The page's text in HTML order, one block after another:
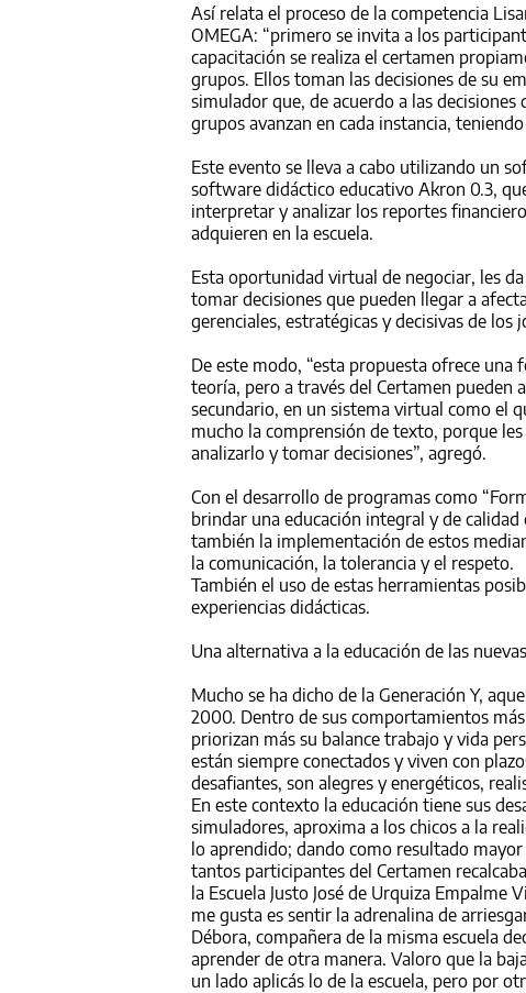
Así relata el proceso de la competencia
OMEGA: “primero se invita a los
capacitación se realiza el certamen
grupos. Ellos toman las decisiones de su
simulador que, de acuerdo a las
grupos avanzan en cada instancia,
Este evento se lleva a cabo utilizando un
software didáctico educativo Akron 0.3,
interpretar y analizar los reportes
adquieren en la escuela.
Esta oportunidad virtual de negociar, les
tomar decisiones que pueden llegar a
gerenciales, estratégicas y decisivas de los
De este modo, “esta propuesta ofrece
teoría, pero a través del Certamen
secundario, en un sistema virtual como el
mucho la comprensión de texto, porque
analizarlo y tomar decisiones”, agregó.
Con el desarrollo de programas como
brindar una educación integral y de
también la implementación de estos
la comunicación, la tolerancia y el respeto.
También el uso de estas herramientas
experiencias didácticas.
Una alternativa a la educación de las
Mucho se ha dicho de la Generación Y,
2000. Dentro de sus comportamientos
priorizan más su balance trabajo y vida
están siempre conectados y viven con
desafiantes, son alegres y energéticos,
En este contexto la educación tiene sus
simuladores, aproxima a los chicos a la
lo aprendido; dando como resultado
tantos participantes del Certamen
la Escuela Justo José de Urquiza
me gusta es sentir la adrenalina de
Débora, compañera de la misma escuela
aprender de otra manera. Valoro que la
un lado aplicás lo de la escuela, pero por